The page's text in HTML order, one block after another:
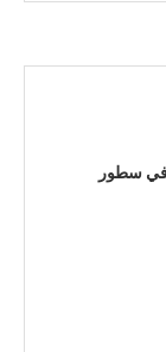
في سطور